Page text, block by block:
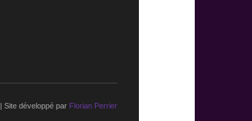
| Site développé par Florian Perrier